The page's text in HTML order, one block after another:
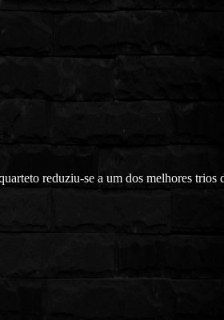
reduziu-se a um dos melhores trios